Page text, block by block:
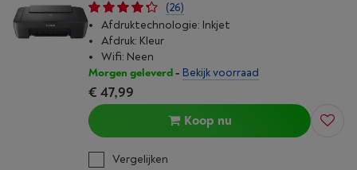
(26)
Afdruktechnologie: Inkjet
Afdruk: Kleur
Wifi: Neen
Morgen geleverd- Bekijk voorraad
€ 47,99
Koop nu
Vergelijken